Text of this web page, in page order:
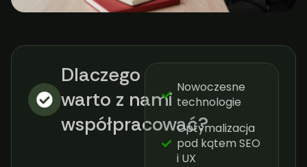
Dlaczego
warto z nami
współpracować?​
Nowoczesne
technologie
Optymalizacja
pod kątem SEO
i UX